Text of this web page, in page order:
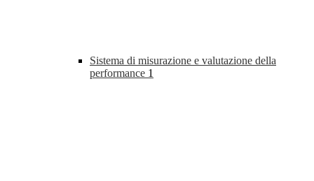
Sistema di misurazione e valutazione della
performance 1